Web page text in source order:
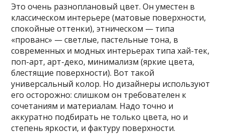
Это очень разноплановый цвет. Он уместен в
классическом интерьере (матовые поверхности,
спокойные оттенки), этническом — типа
«прованс» — светлые, пастельные тона, в
современных и модных интерьерах типа хай-тек,
поп-арт, арт-деко, минимализм (яркие цвета,
блестящие поверхности). Вот такой
универсальный колор. Но дизайнеры используют
его осторожно: слишком он требователен к
сочетаниям и материалам. Надо точно и
аккуратно подбирать не только цвета, но и
степень яркости, и фактуру поверхности.